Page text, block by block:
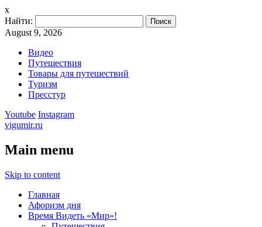
x
Найти:
August 9, 2026
Видео
Путешествия
Товары для путешествий
Туризм
Пресстур
Youtube Instagram
vigumir.ru
Main menu
Skip to content
Главная
Афоризм дня
Время Видеть «Мир»!